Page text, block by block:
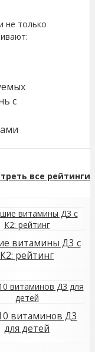
не только
с
все рейтинги
витамины Д3 с
К2: рейтинг
витаминов Д3
для детей